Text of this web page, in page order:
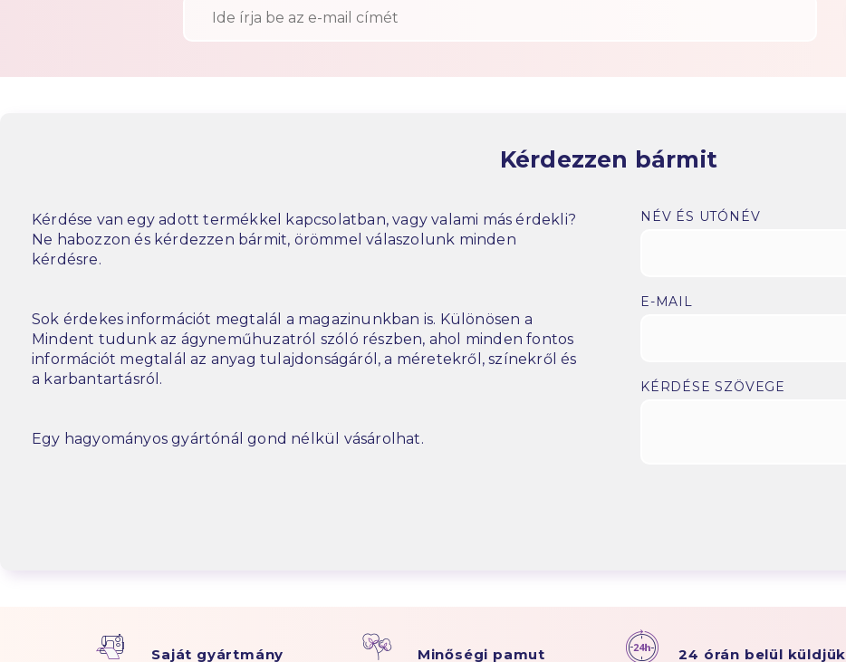
Kérdezzen bármit
Kérdése van egy adott termékkel kapcsolatban, vagy valami más érdekli?
Ne habozzon és kérdezzen bármit, örömmel válaszolunk minden
kérdésre.
Sok érdekes információt megtalál a magazinunkban is. Különösen a
Mindent tudunk az ágyneműhuzatról szóló részben, ahol minden fontos
információt megtalál az anyag tulajdonságáról, a méretekről, színekről és
a karbantartásról.
Egy hagyományos gyártónál gond nélkül vásárolhat.
NÉV ÉS UTÓNÉV
E-MAIL
KÉRDÉSE SZÖVEGE
Saját gyártmány Minőségi pamut 24 órán belül küldjük